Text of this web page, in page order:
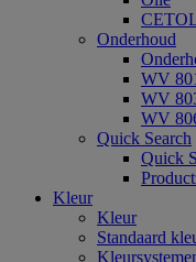
Onderhoud
WV
WV
WV
Quick Search
Quick
Kleur
Kleur
Standaard